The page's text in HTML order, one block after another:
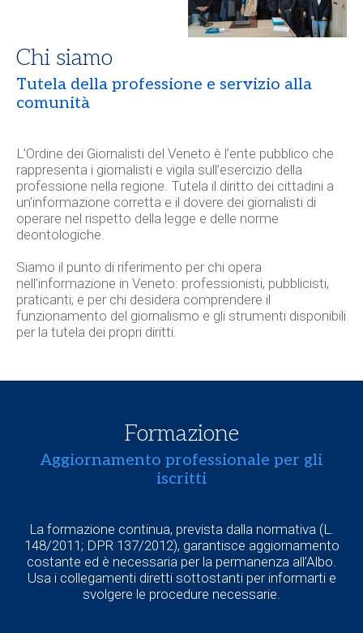
Chi siamo
Tutela della professione e servizio alla
comunità
L’Ordine dei Giornalisti del Veneto è l’ente pubblico che
rappresenta i giornalisti e vigila sull’esercizio della
professione nella regione. Tutela il diritto dei cittadini a
un’informazione corretta e il dovere dei giornalisti di
operare nel rispetto della legge e delle norme
deontologiche.
Siamo il punto di riferimento per chi opera
nell'informazione in Veneto: professionisti, pubblicisti,
praticanti; e per chi desidera comprendere il
funzionamento del giornalismo e gli strumenti disponibili
per la tutela dei propri diritti.
Formazione
Aggiornamento professionale per gli
iscritti
La formazione continua, prevista dalla normativa (L.
148/2011; DPR 137/2012), garantisce aggiornamento
costante ed è necessaria per la permanenza all’Albo.
Usa i collegamenti diretti sottostanti per informarti e
svolgere le procedure necessarie.